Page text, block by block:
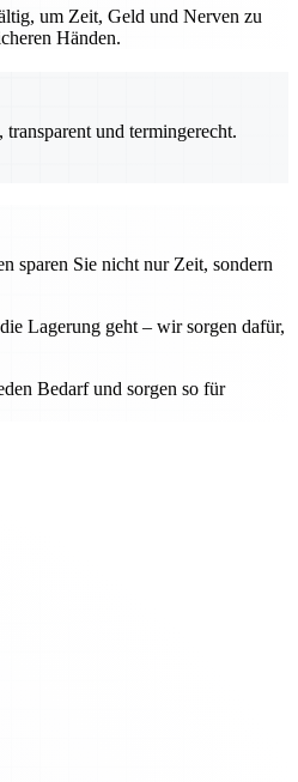
um Zeit, Geld und Nerven zu
Händen.
und termingerecht.
sparen Sie nicht nur Zeit, sondern
Lagerung geht – wir sorgen dafür,
Bedarf und sorgen so für